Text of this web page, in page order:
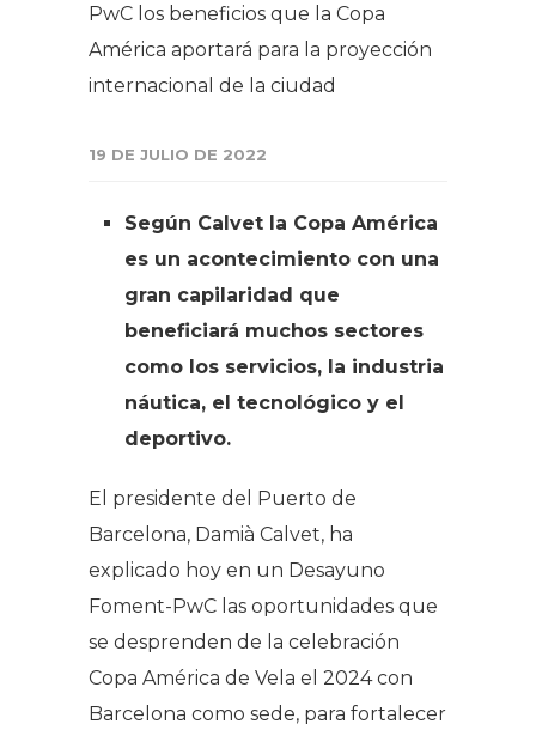
PwC los beneficios que la Copa
América aportará para la proyección
internacional de la ciudad
19 DE JULIO DE 2022
Según Calvet la Copa América
es un acontecimiento con una
gran capilaridad que
beneficiará muchos sectores
como los servicios, la industria
náutica, el tecnológico y el
deportivo.
El presidente del Puerto de
Barcelona, Damià Calvet, ha
explicado hoy en un Desayuno
Foment-PwC las oportunidades que
se desprenden de la celebración
Copa América de Vela el 2024 con
Barcelona como sede, para fortalecer